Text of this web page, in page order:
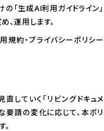
「生成AI利用ガイドライン」
、運用します。
規約・プライバシーポリシー
していく「リビングドキュメ
要請の変化に応じて、本ポリ